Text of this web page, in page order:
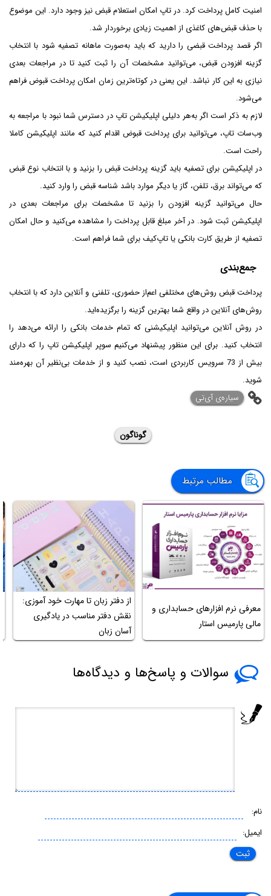
امنیت کامل پرداخت کرد. در تاپ امکان استعلام قبض نیز وجود دارد. این موضوع
با حذف قبض‌های کاغذی از اهمیت زیادی برخوردار شد.
اگر قصد پرداخت قبضی را دارید که باید به‌صورت ماهانه تصفیه شود با انتخاب
گزینه افزودن قبض، می‌توانید مشخصات آن را ثبت کنید تا در مراجعات بعدی
نیازی به این کار نباشد. این یعنی در کوتاه‌ترین زمان امکان پرداخت قبوض فراهم
می‌شود.
لازم به ذکر است اگر به‌هر دلیلی اپلیکیشن تاپ در دسترس شما نبود با مراجعه به
وب‌سات تاپ، می‌توانید برای پرداخت قبوض اقدام کنید که مانند اپلیکیشن کاملا
راحت است.
در اپلیکیشن برای تصفیه باید گزینه پرداخت قبض را بزنید و با انتخاب نوع قبض
که می‌تواند برق، تلفن، گاز یا دیگر موارد باشد شناسه قبض را وارد کنید.
حال می‌توانید گزینه افزودن را بزنید تا مشخصات برای مراجعات بعدی در
اپلیکیشن ثبت شود. در آخر مبلغ قابل پرداخت را مشاهده می‌کنید و حال امکان
تصفیه از طریق کارت بانکی یا تاپ‌کیف برای شما فراهم است.
جمع‌بندی
پرداخت قبض روش‌های مختلفی اعم‌از حضوری، تلفنی و آنلاین دارد که با انتخاب
روش‌های آنلاین در واقع شما بهترین گزینه را برگزیده‌اید.
در روش آنلاین می‌توانید اپلیکیشنی که تمام خدمات بانکی را ارائه می‌دهد را
انتخاب کنید. برای این منظور پیشنهاد می‌کنیم سوپر اپلیکیشن تاپ را که دارای
بیش از 73 سرویس کاربردی است، نصب کنید و از خدمات بی‌نظیر آن بهره‌مند
شوید.
‌سیاره‌ی آی‌تی
گوناگون
مطالب مرتبط
معرفی نرم افزارهای حسابداری و
مالی پارمیس استار
از دفتر زبان تا مهارت خود آموزی:
نقش دفتر مناسب در یادگیری
آسان زبان
سوالات و پاسخ‌ها و دیدگاه‌ها
نام:
ایمیل: